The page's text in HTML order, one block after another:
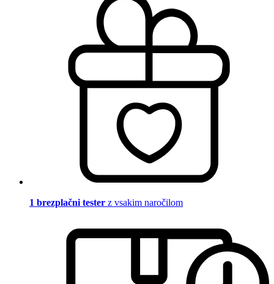
1 brezplačni tester z vsakim naročilom